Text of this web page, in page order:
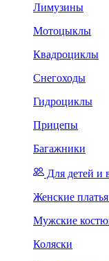
Лимузины
Мотоцыклы
Квадроциклы
Снегоходы
Гидроциклы
Прицепы
Багажники
Для детей и
Женские
Мужские
Коляски